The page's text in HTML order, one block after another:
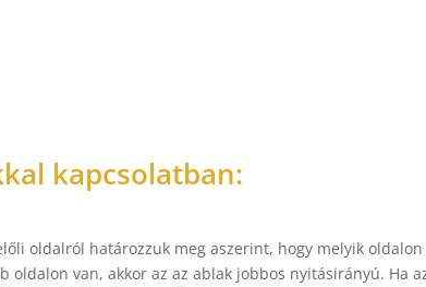
kapcsolatban:
oldalról határozzuk meg aszerint, hogy melyik oldalon
van, akkor az az ablak jobbos nyitásirányú. Ha